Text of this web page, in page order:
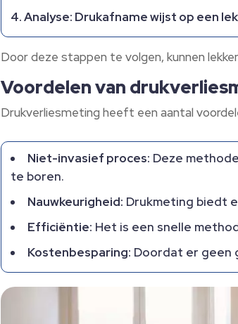
Analyse: Drukafname wijst op een
Door deze stappen te volgen, kunnen
Voordelen van
Drukverliesmeting heeft een aantal
Niet-invasief proces: Deze
te boren.
Nauwkeurigheid: Drukmeting biedt
Efficiëntie: Het is een snelle
Kostenbesparing: Doordat er geen